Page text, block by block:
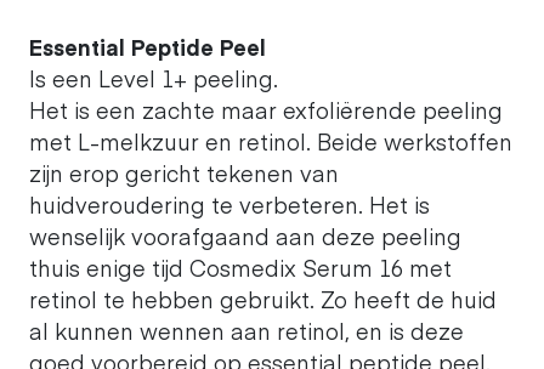
Essential Peptide Peel
Is een Level 1+ peeling.
Het is een zachte maar exfoliërende peeling
met L-melkzuur en retinol. Beide werkstoffen
zijn erop gericht tekenen van
huidveroudering te verbeteren. Het is
wenselijk voorafgaand aan deze peeling
thuis enige tijd Cosmedix Serum 16 met
retinol te hebben gebruikt. Zo heeft de huid
al kunnen wennen aan retinol, en is deze
goed voorbereid op essential peptide peel.